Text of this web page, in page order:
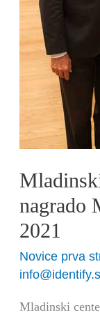
nagrado
2021
Novice prva
Mladinski